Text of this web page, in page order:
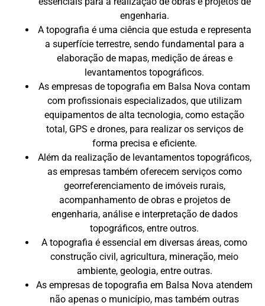
engenharia.
A topografia é uma ciência que estuda e representa
a superfície terrestre, sendo fundamental para a
elaboração de mapas, medição de áreas e
levantamentos topográficos.
As empresas de topografia em Balsa Nova contam
com profissionais especializados, que utilizam
equipamentos de alta tecnologia, como estação
total, GPS e drones, para realizar os serviços de
forma precisa e eficiente.
Além da realização de levantamentos topográficos,
as empresas também oferecem serviços como
georreferenciamento de imóveis rurais,
acompanhamento de obras e projetos de
engenharia, análise e interpretação de dados
topográficos, entre outros.
A topografia é essencial em diversas áreas, como
construção civil, agricultura, mineração, meio
ambiente, geologia, entre outras.
As empresas de topografia em Balsa Nova atendem
não apenas o município, mas também outras